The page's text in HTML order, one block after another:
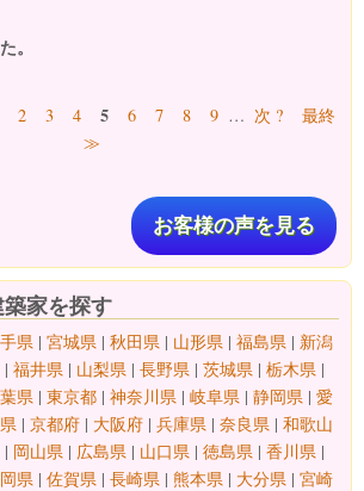
。
2 3 4 5 6 7 8 9 … 次 ?
最終
≫
お客様の声を見る
家を探す
県 | 宮城県 | 秋田県 | 山形県 | 福島県 | 新潟
| 福井県 | 山梨県 | 長野県 | 茨城県 | 栃木県 |
県 | 東京都 | 神奈川県 | 岐阜県 | 静岡県 | 愛
| 京都府 | 大阪府 | 兵庫県 | 奈良県 | 和歌山
| 岡山県 | 広島県 | 山口県 | 徳島県 | 香川県 |
県 | 佐賀県 | 長崎県 | 熊本県 | 大分県 | 宮崎